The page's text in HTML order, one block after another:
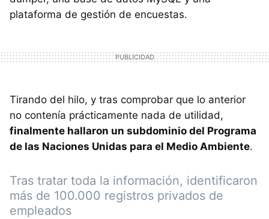
plataforma de gestión de encuestas.
Tirando del hilo, y tras comprobar que lo anterior
no contenía prácticamente nada de utilidad,
finalmente hallaron un subdominio del Programa
de las Naciones Unidas para el Medio Ambiente.
Tras tratar toda la información, identificaron
más de 100.000 registros privados de
empleados